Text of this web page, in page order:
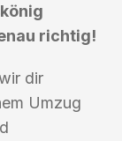
richtig!
dir
Umzug